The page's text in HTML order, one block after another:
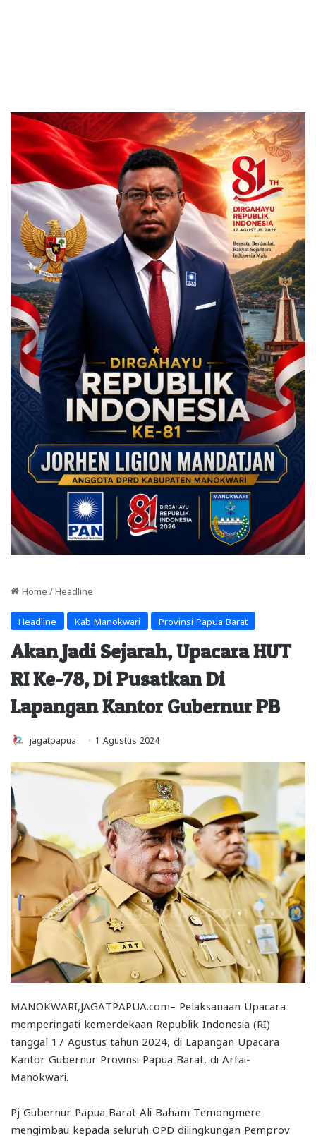
Home / Headline
Headline Kab Manokwari Provinsi Papua Barat
Akan Jadi Sejarah, Upacara HUT
RI Ke-78, Di Pusatkan Di
Lapangan Kantor Gubernur PB
jagatpapua 1 Agustus 2024
MANOKWARI,JAGATPAPUA.com– Pelaksanaan Upacara
memperingati kemerdekaan Republik Indonesia (RI)
tanggal 17 Agustus tahun 2024, di Lapangan Upacara
Kantor Gubernur Provinsi Papua Barat, di Arfai-
Manokwari.
Pj Gubernur Papua Barat Ali Baham Temongmere
mengimbau kepada seluruh OPD dilingkungan Pemprov